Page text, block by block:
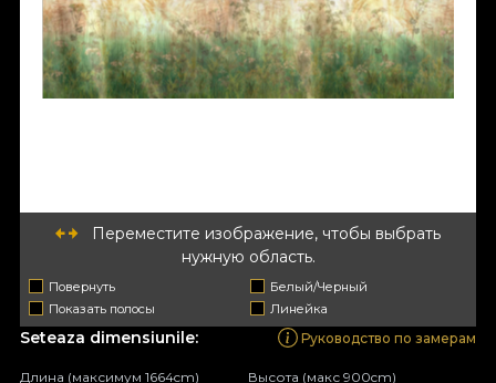
Переместите изображение, чтобы выбрать
нужную область.
Повернуть
Белый/Черный
Показать полосы
Линейка
Seteaza dimensiunile: Руководство по замерам
Длина (максимум 1664cm) Высота (макс 900cm)